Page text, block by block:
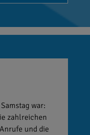
war:
zahlreichen
und die